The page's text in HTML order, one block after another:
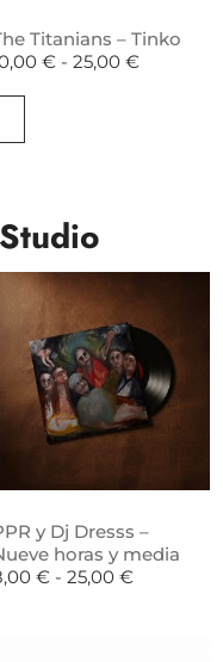
Titanians – Tinko
€ - 25,00 €
y Dj Dresss –
horas y media
€ - 25,00 €